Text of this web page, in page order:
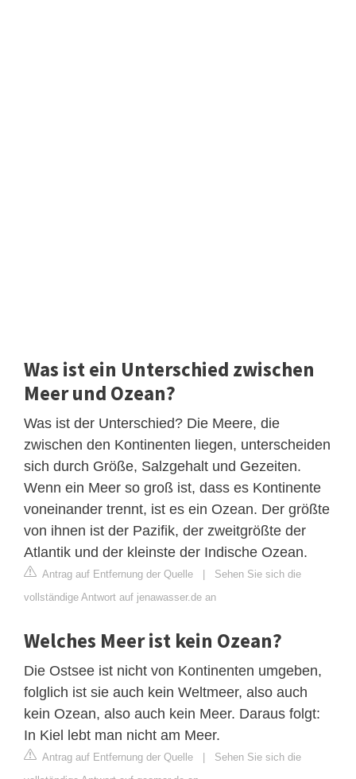
Was ist ein Unterschied zwischen
Meer und Ozean?
Was ist der Unterschied? Die Meere, die
zwischen den Kontinenten liegen, unterscheiden
sich durch Größe, Salzgehalt und Gezeiten.
Wenn ein Meer so groß ist, dass es Kontinente
voneinander trennt, ist es ein Ozean. Der größte
von ihnen ist der Pazifik, der zweitgrößte der
Atlantik und der kleinste der Indische Ozean.
Antrag auf Entfernung der Quelle | Sehen Sie sich die
vollständige Antwort auf jenawasser.de an
Welches Meer ist kein Ozean?
Die Ostsee ist nicht von Kontinenten umgeben,
folglich ist sie auch kein Weltmeer, also auch
kein Ozean, also auch kein Meer. Daraus folgt:
In Kiel lebt man nicht am Meer.
Antrag auf Entfernung der Quelle | Sehen Sie sich die